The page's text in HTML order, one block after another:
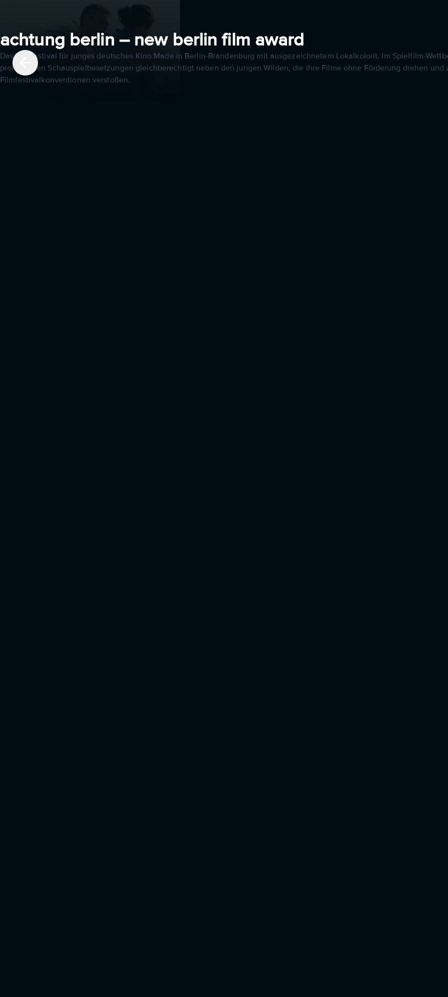
achtung berlin – new berlin film award
Das Filmfestival für junges deutsches Kino Made in Berlin-Brandenburg mit ausgezeichnetem Lokalkolorit. Im Spielfilm-
prominenten Schauspielbesetzungen gleichberechtigt neben den jungen Wilden, die ihre Filme ohne Förderung drehen
Filmfestivalkonventionen verstoßen.